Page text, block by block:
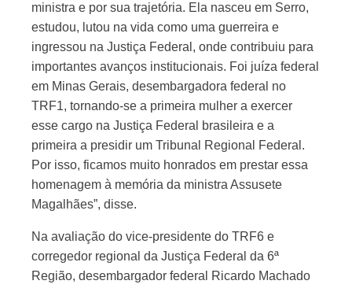
ministra e por sua trajetória. Ela nasceu em Serro,
estudou, lutou na vida como uma guerreira e
ingressou na Justiça Federal, onde contribuiu para
importantes avanços institucionais. Foi juíza federal
em Minas Gerais, desembargadora federal no
TRF1, tornando-se a primeira mulher a exercer
esse cargo na Justiça Federal brasileira e a
primeira a presidir um Tribunal Regional Federal.
Por isso, ficamos muito honrados em prestar essa
homenagem à memória da ministra Assusete
Magalhães”, disse.
Na avaliação do vice-presidente do TRF6 e
corregedor regional da Justiça Federal da 6ª
Região, desembargador federal Ricardo Machado